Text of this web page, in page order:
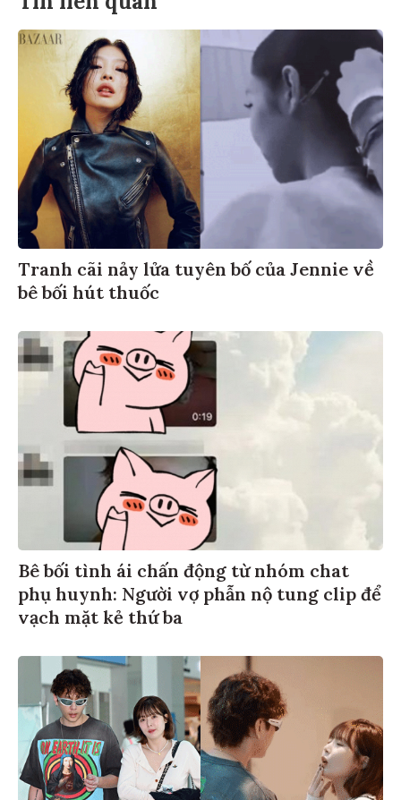
Tranh cãi nảy lửa tuyên bố của Jennie về
bê bối hút thuốc
Bê bối tình ái chấn động từ nhóm chat
phụ huynh: Người vợ phẫn nộ tung clip để
vạch mặt kẻ thứ ba